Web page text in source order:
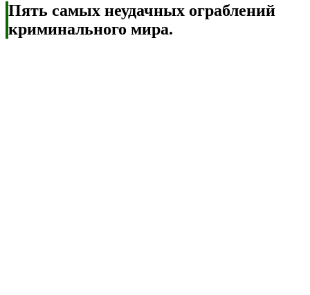
Пять самых неудачных ограблений
криминального мира.